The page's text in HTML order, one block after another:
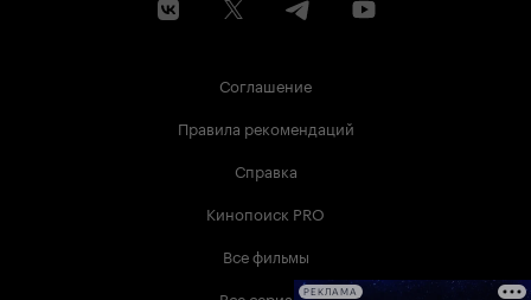
Соглашение
Правила рекомендаций
Справка
Кинопоиск PRO
Все фильмы
РЕКЛАМА